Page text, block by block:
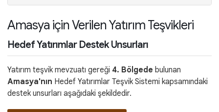
Amasya için Verilen Yatırım Teşvikleri
Hedef Yatırımlar Destek Unsurları
Yatırım teşvik mevzuatı gereği 4. Bölgede bulunan
Amasya'nın Hedef Yatırımlar Teşvik Sistemi kapsamındaki
destek unsurları aşağıdaki şekildedir.